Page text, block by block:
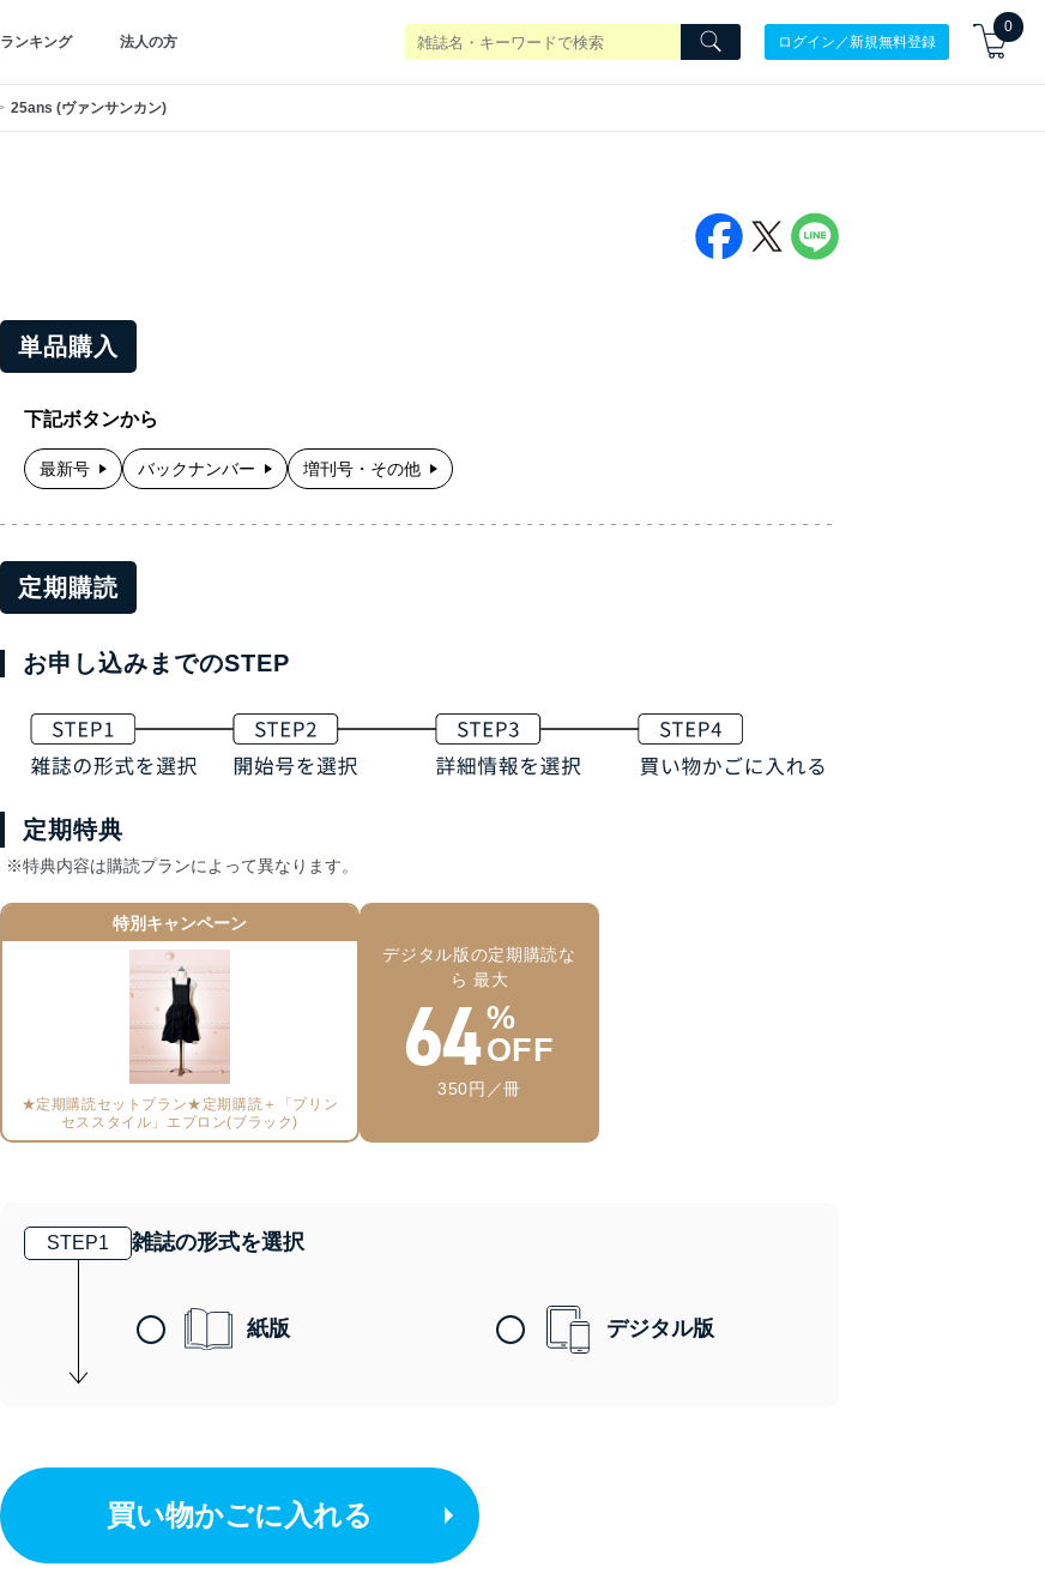
ランキング 法人の方 ログイン／新規無料登録
0
25ans (ヴァンサンカン)
単品購入
下記ボタンから
最新号 バックナンバー 増刊号・その他
定期購読
お申し込みまでのSTEP
定期特典
※特典内容は購読プランによって異なります。
特別キャンペーン
★定期購読セットプラン★定期購読＋「プリン
セススタイル」エプロン(ブラック)
デジタル版の定期購読な
ら 最大
64%
OFF
350円／冊
STEP1 雑誌の形式を選択
紙版 デジタル版
買い物かごに入れる